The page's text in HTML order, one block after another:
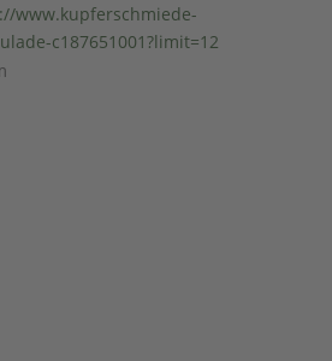
www.kupferschmiede-
c187651001?limit=12